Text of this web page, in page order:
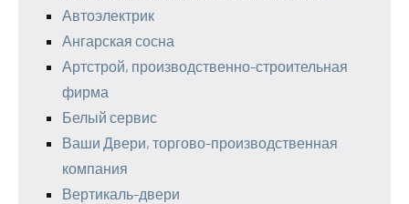
Автоэлектрик
Ангарская сосна
Артстрой, производственно-строительная
фирма
Белый сервис
Ваши Двери, торгово-производственная
компания
Вертикаль-двери